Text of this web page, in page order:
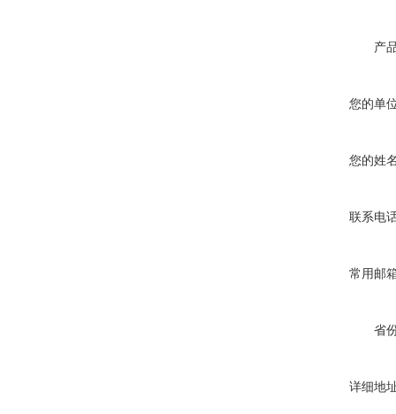
产
您的单
您的姓
联系电
常用邮
省
详细地